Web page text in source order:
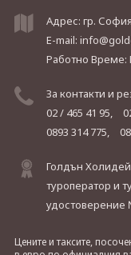
Адрес: гр.
E-mail:
Работно
За контакти и
02 / 465 41 95,
0893 314 775,
Голдън
туроператор и
удостоверение
Цените и таксите,